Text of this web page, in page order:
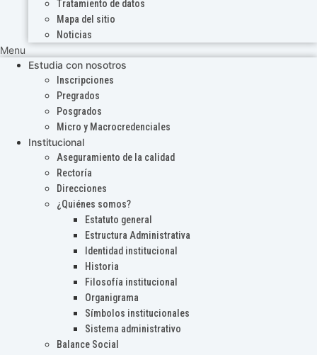
Tratamiento de datos
Mapa del sitio
Noticias
Menu
Estudia con nosotros
Inscripciones
Pregrados
Posgrados
Micro y Macrocredenciales
Institucional
Aseguramiento de la calidad
Rectoría
Direcciones
¿Quiénes somos?
Estatuto general
Estructura Administrativa
Identidad institucional
Historia
Filosofía institucional
Organigrama
Símbolos institucionales
Sistema administrativo
Balance Social